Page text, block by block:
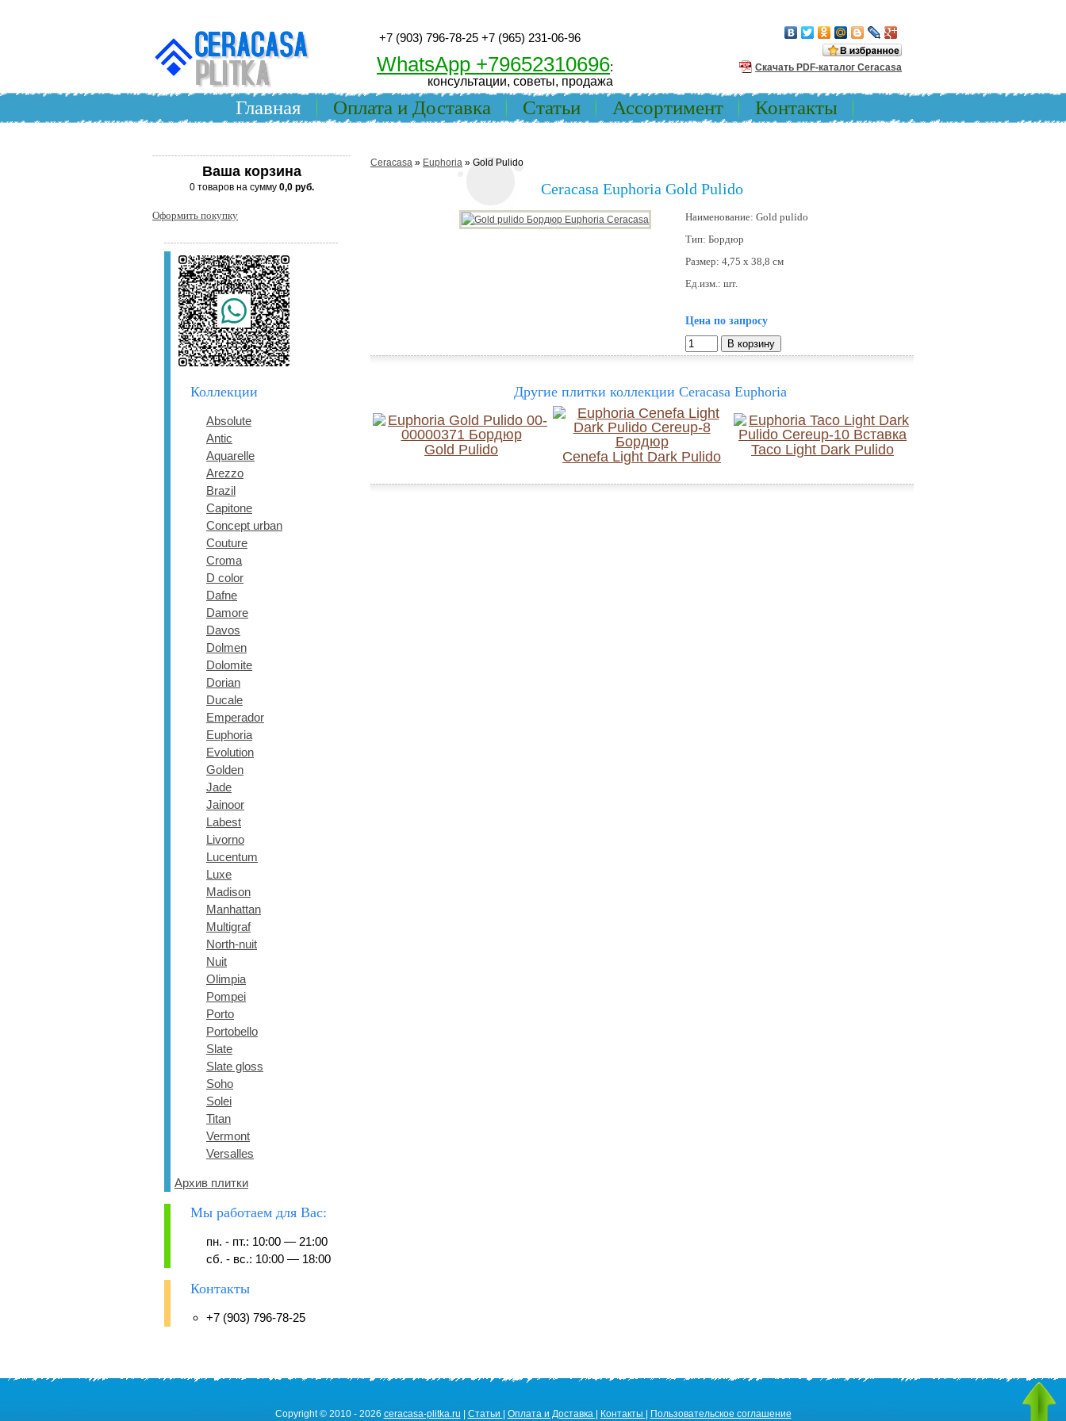
+7 (903) 796-78-25 +7 (965) 231-06-96
WhatsApp +79652310696:
консультации, советы, продажа
Скачать PDF-каталог Ceracasa
Главная Оплата и Доставка Статьи Ассортимент Контакты
Ваша корзина
0 товаров на сумму 0,0 руб.
Оформить покупку
Коллекции
Absolute
Antic
Aquarelle
Arezzo
Brazil
Capitone
Concept urban
Couture
Croma
D color
Dafne
Damore
Davos
Dolmen
Dolomite
Dorian
Ducale
Emperador
Euphoria
Evolution
Golden
Jade
Jainoor
Labest
Livorno
Lucentum
Luxe
Madison
Manhattan
Multigraf
North-nuit
Nuit
Olimpia
Pompei
Porto
Portobello
Slate
Slate gloss
Soho
Solei
Titan
Vermont
Versalles
Архив плитки
Мы работаем для Вас:
пн. - пт.: 10:00 — 21:00
сб. - вс.: 10:00 — 18:00
Контакты
+7 (903) 796-78-25
Ceracasa » Euphoria » Gold Pulido
Ceracasa Euphoria Gold Pulido
Наименование: Gold pulido
Тип: Бордюр
Размер: 4,75 x 38,8 см
Ед.изм.: шт.
Цена по запросу
Другие плитки коллекции Ceracasa Euphoria
Gold Pulido Cenefa Light Dark Pulido Taco Light Dark Pulido
Copyright © 2010 - 2026 ceracasa-plitka.ru Статьи Оплата и Доставка Контакты Пользовательское соглашение